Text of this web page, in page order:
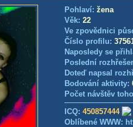
Pohlaví: žena
Věk: 22
Ve zpovědnici
Číslo profilu:
Naposledy se
Poslední
Doteď napsal
Bodování aktivity:
Počet návštěv
ICQ: 450857444
Oblíbené WWW: